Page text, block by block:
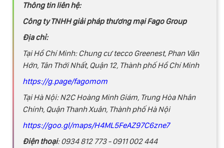
Thông tin liên hệ:
Công ty TNHH giải pháp thương mại Fago Group
Địa chỉ:
Tại Hồ Chí Minh: Chung cư tecco Greenest, Phan Văn
Hớn, Tân Thới Nhất, Quận 12, Thành phố Hồ Chí Minh
https://g.page/fagomom
Tại Hà Nội: N2C Hoàng Minh Giám, Trung Hòa Nhân
Chính, Quận Thanh Xuân, Thành phố Hà Nội
https://goo.gl/maps/H4ML5FeAZ97C6zne7
Điện thoại: 0934 812 773 - 0911 002 444